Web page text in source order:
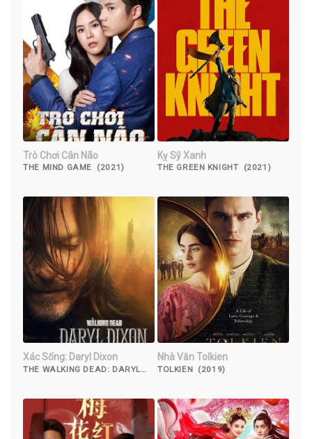
Trò Chơi Cân Não
THE MIND GAME (2021)
Kỵ Sỹ Xanh
THE GREEN KNIGHT (2021)
Xác Sống: Daryl Dixon
THE WALKING DEAD: DARYL
Nhà Văn Tolkien
TOLKIEN (2019)